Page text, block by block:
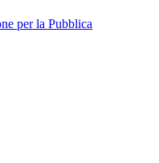
per la Pubblica